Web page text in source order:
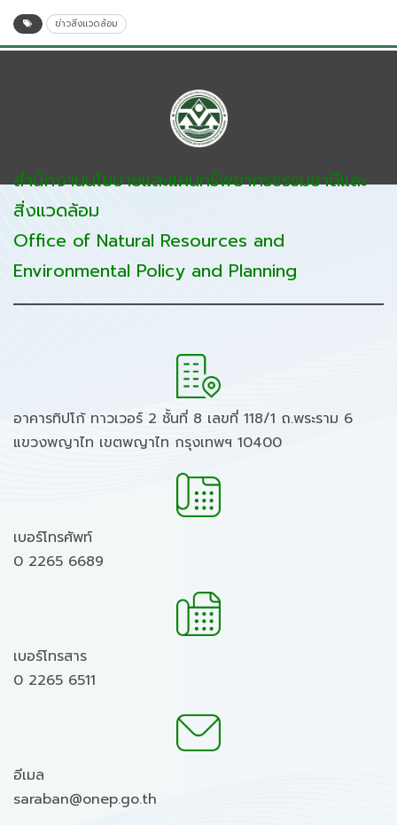
ข่าวสิ่งแวดล้อม
สำนักงานนโยบายและแผนทรัพยากรธรรมชาติและ
สิ่งแวดล้อม
Office of Natural Resources and
Environmental Policy and Planning
อาคารทิปโก้ ทาวเวอร์ 2 ชั้นที่ 8 เลขที่ 118/1 ถ.พระราม 6
แขวงพญาไท เขตพญาไท กรุงเทพฯ 10400
เบอร์โทรศัพท์
0 2265 6689
เบอร์โทรสาร
0 2265 6511
อีเมล
saraban@onep.go.th